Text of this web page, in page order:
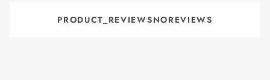
PRODUCT_REVIEWSNOREVIEWS